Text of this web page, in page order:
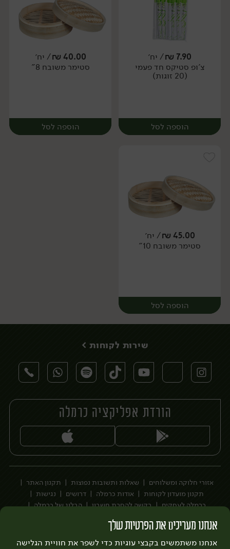
יח׳ יח׳
7.90
₪/ יח׳
צ'ופ סטיקס חד פעמי
(20 זוגות)
הוספה לסל
יח׳
40.00
₪/ יח׳
סטימר משובח 8"
הוספה לסל
45.00
₪/ יח׳
סטימר משובח 10"
הוספה לסל
יח׳
אנחנו מעריכים את הפרטיות שלך
אנחנו משתמשים בקבצי עוגיות כדי לשפר את חוויית הגלישה
שירות לקוחות >
הורדת אפליקציה כרמלה
אזורי חלוקה ומשלוחים שאלות ותשובות נפוצות
תקנון האתר
תקנון מועדון לקוחות
אודות כרמלה דרושים
נגישות
כרמלה לעסקים
בקשה להסרת חשבון
הבלוג של כרמלה
עיצוב:3bearsפיתוח:Quatro